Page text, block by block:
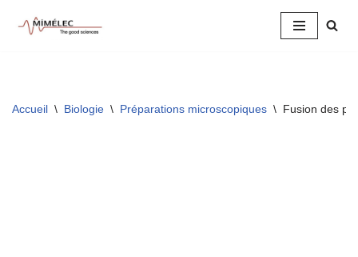
Accueil \ Biologie \ Préparations microscopiques \ Fusion des